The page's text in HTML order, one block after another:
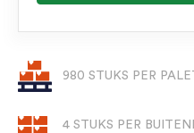
980 STUKS PER PALET
4 STUKS PER